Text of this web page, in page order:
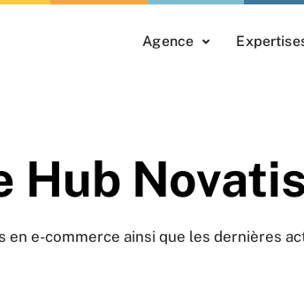
Agence
Hub Novatis
en e-commerce ainsi que les dernières